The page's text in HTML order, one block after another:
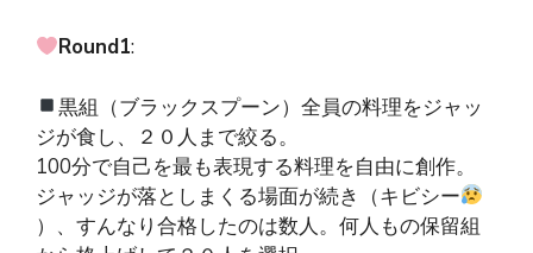
Round1:
黒組（ブラックスプーン）全員の料理をジャッ
ジが食し、２０人まで絞る。
100分で自己を最も表現する料理を自由に創作。
ジャッジが落としまくる場面が続き（キビシー
）、すんなり合格したのは数人。何人もの保留組